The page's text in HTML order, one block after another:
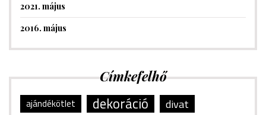
2021. május
2016. május
Címkefelhő
ajándékötlet dekoráció divat